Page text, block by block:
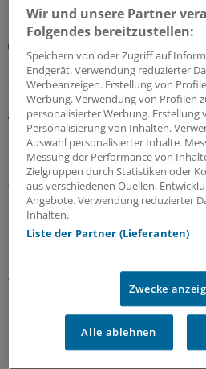
Aktuelle Studie
Geschlechtersensible
auch in der orthopädischen
Geschlechtersensibler Blick
Wechseljahresbeschwerden
Studie den Reha-Bedarf vieler
bislang angenommen wird.
06.08.2026
Interview zum WIdO-
zertifizierten Zentrum ist die
Mindestmengen können
doch gute onkologische
Fallzahlen. Konstanze Blatt,
erklärt, warum die Steuerung in
Wir und unsere Partner
Folgendes bereitzustellen:
Speichern von oder Zugriff auf
Endgerät. Verwendung reduzierter
Werbeanzeigen. Erstellung von
Werbung. Verwendung von Profilen
personalisierter Werbung. Erstellung
Personalisierung von Inhalten.
Auswahl personalisierter Inhalte.
Messung der Performance von
Zielgruppen durch Statistiken oder
aus verschiedenen Quellen.
Angebote. Verwendung reduzierter
Inhalten.
Liste der Partner (Lieferanten)
Zwecke
Alle ablehnen